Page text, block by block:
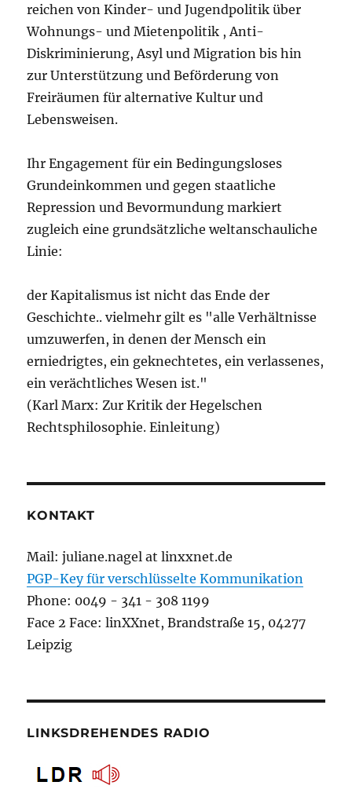
reichen von Kinder- und Jugendpolitik über
Wohnungs- und Mietenpolitik , Anti-
Diskriminierung, Asyl und Migration bis hin
zur Unterstützung und Beförderung von
Freiräumen für alternative Kultur und
Lebensweisen.
Ihr Engagement für ein Bedingungsloses
Grundeinkommen und gegen staatliche
Repression und Bevormundung markiert
zugleich eine grundsätzliche weltanschauliche
Linie:
der Kapitalismus ist nicht das Ende der
Geschichte.. vielmehr gilt es "alle Verhältnisse
umzuwerfen, in denen der Mensch ein
erniedrigtes, ein geknechtetes, ein verlassenes,
ein verächtliches Wesen ist."
(Karl Marx: Zur Kritik der Hegelschen
Rechtsphilosophie. Einleitung)
KONTAKT
Mail: juliane.nagel at linxxnet.de
PGP-Key für verschlüsselte Kommunikation
Phone: 0049 - 341 - 308 1199
Face 2 Face: linXXnet, Brandstraße 15, 04277
Leipzig
LINKSDREHENDES RADIO